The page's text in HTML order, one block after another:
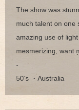
The show was
much talent on one
amazing use of
mesmerizing, want
-
50’s ・Australia